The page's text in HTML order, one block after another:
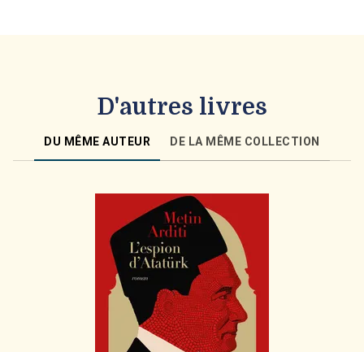
D'autres livres
DU MÊME AUTEUR DE LA MÊME COLLECTION